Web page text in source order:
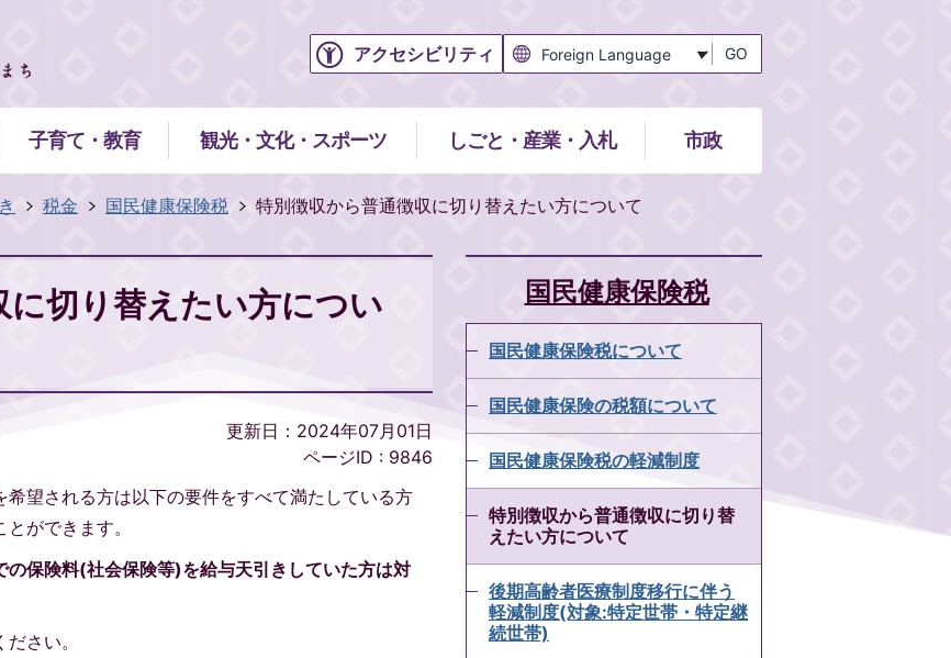
アクセシビリティ GO
子育て・教育 観光・文化・スポーツ しごと・産業・入札 市政
税金 国民健康保険税 特別徴収から普通徴収に切り替えたい方について
切り替えたい方につい
更新日：2024年07月01日
ページID : 9846
望される方は以下の要件をすべて満たしている方
ができます。
保険料(社会保険等)を給与天引きしていた方は対
さい。
国民健康保険税
国民健康保険税について
国民健康保険の税額について
国民健康保険税の軽減制度
特別徴収から普通徴収に切り替
えたい方について
後期高齢者医療制度移行に伴う
軽減制度(対象:特定世帯・特定継
続世帯)